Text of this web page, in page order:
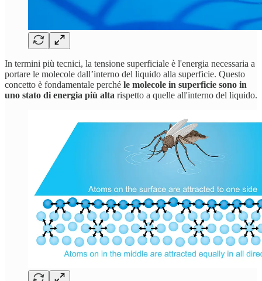
In termini più tecnici, la tensione superficiale è l'energia necessaria a
portare le molecole dall’interno del liquido alla superficie. Questo
concetto è fondamentale perché le molecole in superficie sono in
uno stato di energia più alta rispetto a quelle all'interno del liquido.